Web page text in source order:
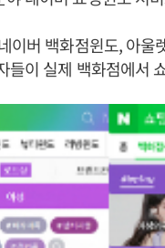
이버 백화점윈도, 아
들이 실제 백화점에서